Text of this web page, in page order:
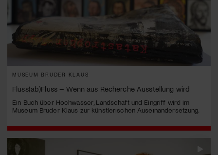
MUSEUM BRUDER KLAUS
Fluss(ab)Fluss – Wenn aus Recherche Ausstellung wird
Ein Buch über Hochwasser, Landschaft und Eingriff wird im
Museum Bruder Klaus zur künstlerischen Auseinandersetzung.